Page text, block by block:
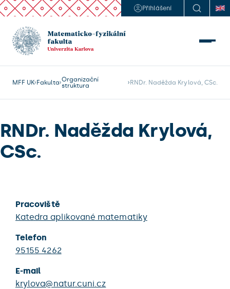
Přihlášení
MFF UK Fakulta Organizační
struktura
RNDr. Naděžda Krylová, CSc.
RNDr. Naděžda Krylová,
CSc.
Pracoviště
Katedra aplikované matematiky
Telefon
95155 4262
E-mail
krylova@natur.cuni.cz